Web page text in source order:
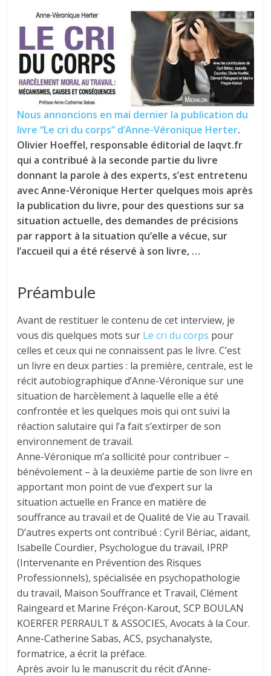
Nous annoncions en mai dernier la publication du
livre “Le cri du corps” d’Anne-Véronique Herter.
Olivier Hoeffel, responsable éditorial de laqvt.fr
qui a contribué à la seconde partie du livre
donnant la parole à des experts, s’est entretenu
avec Anne-Véronique Herter quelques mois après
la publication du livre, pour des questions sur sa
situation actuelle, des demandes de précisions
par rapport à la situation qu’elle a vécue, sur
l’accueil qui a été réservé à son livre, …
Préambule
Avant de restituer le contenu de cet interview, je
vous dis quelques mots sur Le cri du corps pour
celles et ceux qui ne connaissent pas le livre. C’est
un livre en deux parties : la première, centrale, est le
récit autobiographique d’Anne-Véronique sur une
situation de harcèlement à laquelle elle a été
confrontée et les quelques mois qui ont suivi la
réaction salutaire qui l’a fait s’extirper de son
environnement de travail.
Anne-Véronique m’a sollicité pour contribuer –
bénévolement – à la deuxième partie de son livre en
apportant mon point de vue d’expert sur la
situation actuelle en France en matière de
souffrance au travail et de Qualité de Vie au Travail.
D’autres experts ont contribué : Cyril Bériac, aidant,
Isabelle Courdier, Psychologue du travail, IPRP
(Intervenante en Prévention des Risques
Professionnels), spécialisée en psychopathologie
du travail, Maison Souffrance et Travail, Clément
Raingeard et Marine Fréçon-Karout, SCP BOULAN
KOERFER PERRAULT & ASSOCIES, Avocats à la Cour.
Anne-Catherine Sabas, ACS, psychanalyste,
formatrice, a écrit la préface.
Après avoir lu le manuscrit du récit d’Anne-